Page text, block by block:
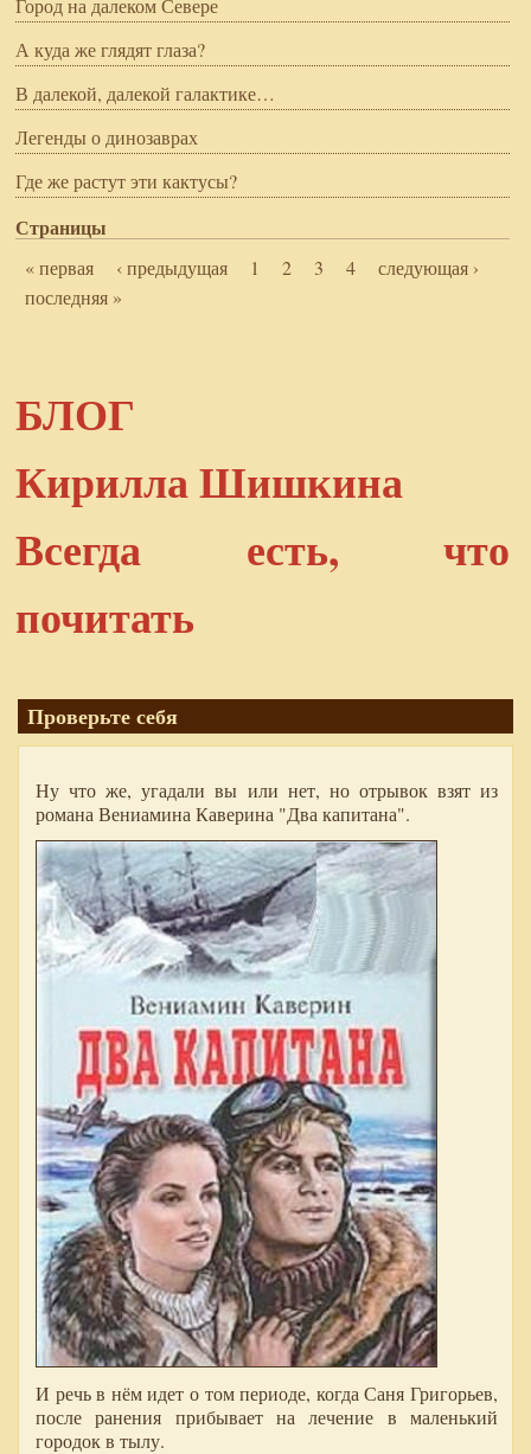
Город на далеком Севере
А куда же глядят глаза?
В далекой, далекой галактике…
Легенды о динозаврах
Где же растут эти кактусы?
Страницы
« первая ‹ предыдущая 1 2 3 4
следующая ›
последняя »
БЛОГ
Кирилла Шишкина
Всегда есть, что
почитать
Проверьте себя
Ну что же, угадали вы или нет, но отрывок взят из
романа Вениамина Каверина "Два капитана".
И речь в нём идет о том периоде, когда Саня Григорьев,
после ранения прибывает на лечение в маленький
городок в тылу.